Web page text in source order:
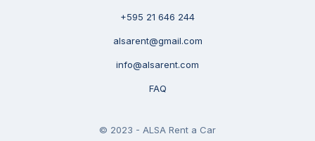
+595 21 646 244
alsarent@gmail.com
info@alsarent.com
FAQ
© 2023 - ALSA Rent a Car